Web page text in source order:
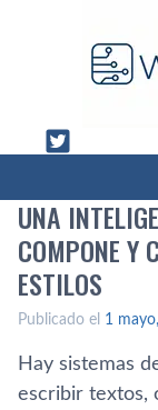
UNA
COMPONE Y
ESTILOS
Publicado el 1
Hay sistemas
escribir textos,